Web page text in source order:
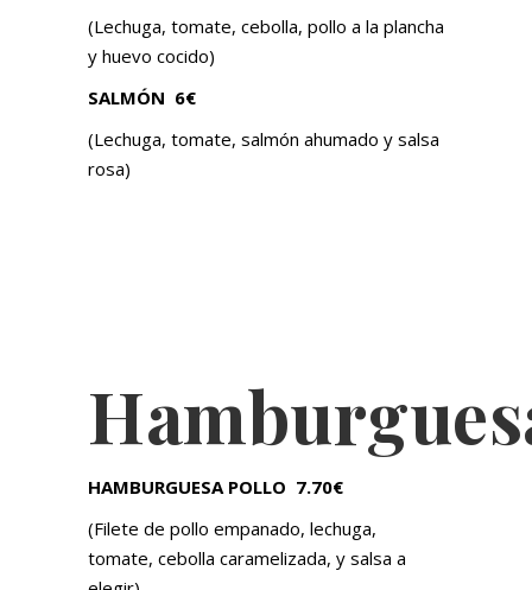
(Lechuga, tomate, cebolla, pollo a la plancha
y huevo cocido)
SALMÓN 6€
(Lechuga, tomate, salmón ahumado y salsa
rosa)
HAMBURGUESA POLLO 7.70€
(Filete de pollo empanado, lechuga,
tomate, cebolla caramelizada, y salsa a